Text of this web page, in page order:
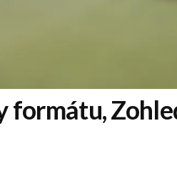
formátu,